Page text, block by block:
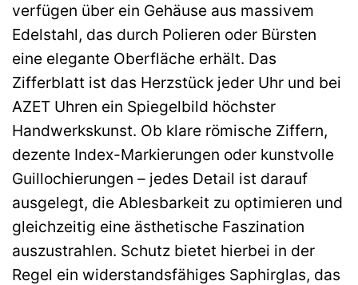
verfügen über ein Gehäuse aus massivem
Edelstahl, das durch Polieren oder Bürsten
eine elegante Oberfläche erhält. Das
Zifferblatt ist das Herzstück jeder Uhr und bei
AZET Uhren ein Spiegelbild höchster
Handwerkskunst. Ob klare römische Ziffern,
dezente Index-Markierungen oder kunstvolle
Guillochierungen – jedes Detail ist darauf
ausgelegt, die Ablesbarkeit zu optimieren und
gleichzeitig eine ästhetische Faszination
auszustrahlen. Schutz bietet hierbei in der
Regel ein widerstandsfähiges Saphirglas, das